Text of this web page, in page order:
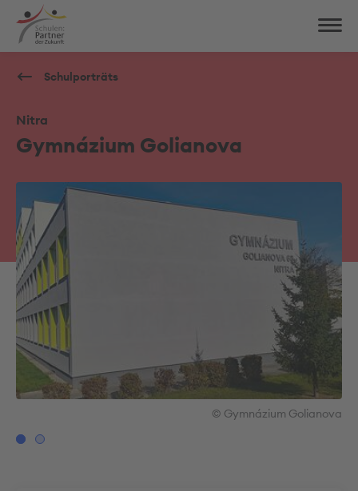
Schulporträts
Nitra
Gymnázium Golianova
© Gymnázium Golianova